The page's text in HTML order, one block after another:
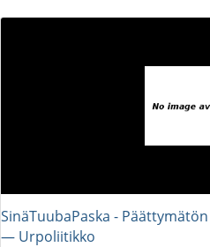
SinäTuubaPaska -
― Urpoliitikko